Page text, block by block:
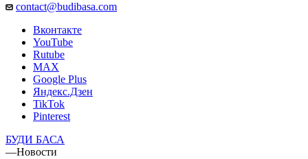
contact@budibasa.com
Вконтакте
YouTube
Rutube
MAX
Google Plus
Яндекс.Дзен
TikTok
Pinterest
БУДИ БАСА
—Новости